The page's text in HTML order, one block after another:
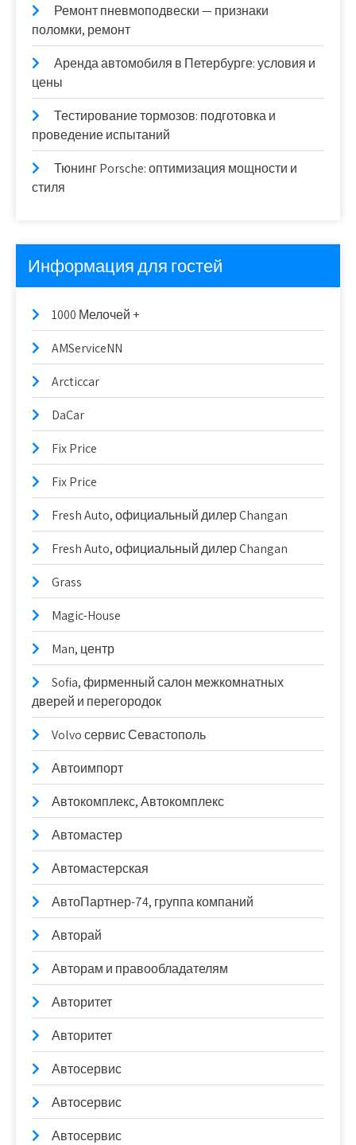
Ремонт пневмоподвески — признаки
поломки, ремонт
Аренда автомобиля в Петербурге: условия и
цены
Тестирование тормозов: подготовка и
проведение испытаний
Тюнинг Porsche: оптимизация мощности и
стиля
Информация для гостей
1000 Мелочей +
AMServiceNN
Arcticcar
DaCar
Fix Price
Fix Price
Fresh Auto, официальный дилер Changan
Fresh Auto, официальный дилер Changan
Grass
Magic-House
Man, центр
Sofia, фирменный салон межкомнатных
дверей и перегородок
Volvo сервис Севастополь
Автоимпорт
Автокомплекс, Автокомплекс
Автомастер
Автомастерская
АвтоПартнер-74, группа компаний
Авторай
Авторам и правообладателям
Авторитет
Авторитет
Автосервис
Автосервис
Автосервис